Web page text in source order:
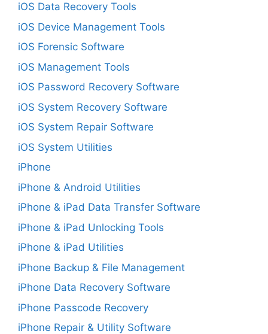
iOS Data Recovery Tools
iOS Device Management Tools
iOS Forensic Software
iOS Management Tools
iOS Password Recovery Software
iOS System Recovery Software
iOS System Repair Software
iOS System Utilities
iPhone
iPhone & Android Utilities
iPhone & iPad Data Transfer Software
iPhone & iPad Unlocking Tools
iPhone & iPad Utilities
iPhone Backup & File Management
iPhone Data Recovery Software
iPhone Passcode Recovery
iPhone Repair & Utility Software